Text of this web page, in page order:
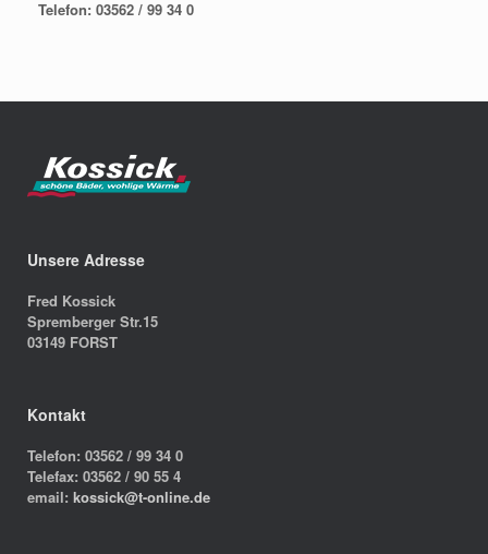
Telefon: 03562 / 99 34 0
Unsere Adresse
Fred Kossick
Spremberger Str.15
03149 FORST
Kontakt
Telefon: 03562 / 99 34 0
Telefax: 03562 / 90 55 4
email: kossick@t-online.de